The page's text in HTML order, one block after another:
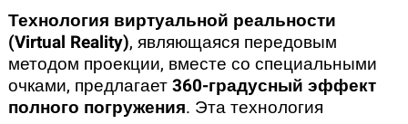
Технология виртуальной реальности
(Virtual Reality), являющаяся передовым
методом проекции, вместе со специальными
очками, предлагает360-градусный эффект
полного погружения. Эта технология